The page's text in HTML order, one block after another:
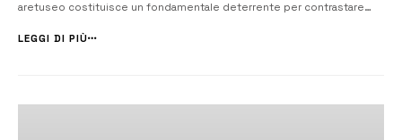
aretuseo costituisce un fondamentale deterrente per contrastare
FIOM – UILM stanno pressando l’ASP di Siracusa e ...
LEGGI DI PIÙ